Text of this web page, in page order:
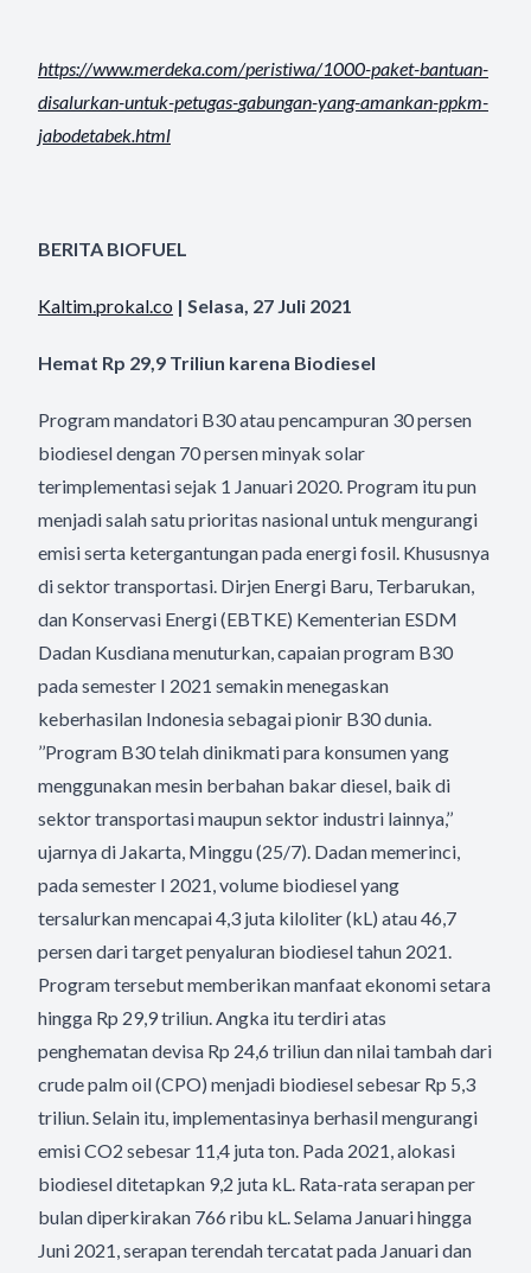
https://www.merdeka.com/peristiwa/1000-paket-bantuan-
disalurkan-untuk-petugas-gabungan-yang-amankan-ppkm-
jabodetabek.html
BERITA BIOFUEL
Kaltim.prokal.co | Selasa, 27 Juli 2021
Hemat Rp 29,9 Triliun karena Biodiesel
Program mandatori B30 atau pencampuran 30 persen
biodiesel dengan 70 persen minyak solar
terimplementasi sejak 1 Januari 2020. Program itu pun
menjadi salah satu prioritas nasional untuk mengurangi
emisi serta ketergantungan pada energi fosil. Khususnya
di sektor transportasi. Dirjen Energi Baru, Terbarukan,
dan Konservasi Energi (EBTKE) Kementerian ESDM
Dadan Kusdiana menuturkan, capaian program B30
pada semester I 2021 semakin menegaskan
keberhasilan Indonesia sebagai pionir B30 dunia.
’’Program B30 telah dinikmati para konsumen yang
menggunakan mesin berbahan bakar diesel, baik di
sektor transportasi maupun sektor industri lainnya,’’
ujarnya di Jakarta, Minggu (25/7). Dadan memerinci,
pada semester I 2021, volume biodiesel yang
tersalurkan mencapai 4,3 juta kiloliter (kL) atau 46,7
persen dari target penyaluran biodiesel tahun 2021.
Program tersebut memberikan manfaat ekonomi setara
hingga Rp 29,9 triliun. Angka itu terdiri atas
penghematan devisa Rp 24,6 triliun dan nilai tambah dari
crude palm oil (CPO) menjadi biodiesel sebesar Rp 5,3
triliun. Selain itu, implementasinya berhasil mengurangi
emisi CO2 sebesar 11,4 juta ton. Pada 2021, alokasi
biodiesel ditetapkan 9,2 juta kL. Rata-rata serapan per
bulan diperkirakan 766 ribu kL. Selama Januari hingga
Juni 2021, serapan terendah tercatat pada Januari dan